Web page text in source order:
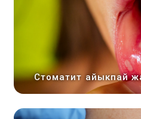
Стоматит айыкпай